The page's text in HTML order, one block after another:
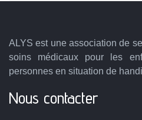
ALYS est une association de
soins médicaux pour les
personnes en situation de
Nous contacter